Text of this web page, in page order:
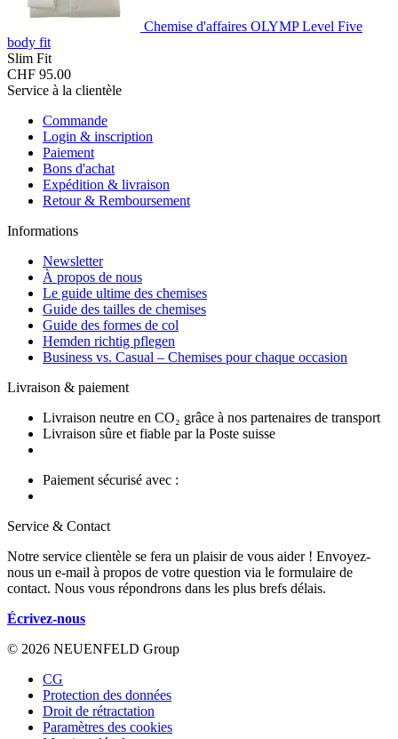
Chemise d'affaires OLYMP Level Five
body fit
Slim Fit
CHF 95.00
Service à la clientèle
Commande
Login & inscription
Paiement
Bons d'achat
Expédition & livraison
Retour & Remboursement
Informations
Newsletter
À propos de nous
Le guide ultime des chemises
Guide des tailles de chemises
Guide des formes de col
Hemden richtig pflegen
Business vs. Casual – Chemises pour chaque occasion
Livraison & paiement
Livraison neutre en CO₂ grâce à nos partenaires de transport
Livraison sûre et fiable par la Poste suisse
Paiement sécurisé avec :
Service & Contact
Notre service clientèle se fera un plaisir de vous aider ! Envoyez-
nous un e-mail à propos de votre question via le formulaire de
contact. Nous vous répondrons dans les plus brefs délais.
Écrivez-nous
© 2026 NEUENFELD Group
CG
Protection des données
Droit de rétractation
Paramètres des cookies